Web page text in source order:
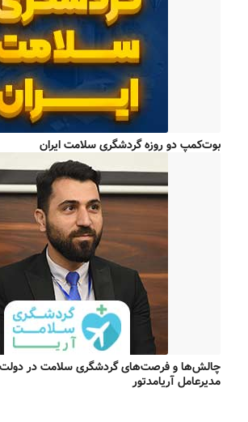
بوت‌کمپ دو روزه گردشگری سلامت ایران
چالش‌ها و فرصت‌های گردشگری سلامت در دولت
مدیرعامل آریامدتور